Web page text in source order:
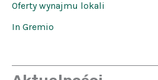
Oferty wynajmu lokali
In Gremio